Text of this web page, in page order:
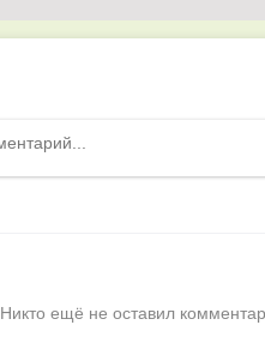
Никто ещё не оставил